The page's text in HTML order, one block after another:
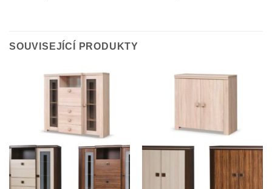
SOUVISEJÍCÍ PRODUKTY